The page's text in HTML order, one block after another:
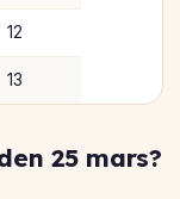
12
13
25 mars?